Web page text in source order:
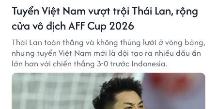
Tuyển Việt Nam vượt trội Thái Lan, rộng
cửa vô địch AFF Cup 2026
Thái Lan toàn thắng và không thủng lưới ở vòng bảng,
nhưng tuyển Việt Nam mới là đội tạo ra nhiều dấu ấn
lớn hơn với chiến thắng 3-0 trước Indonesia.